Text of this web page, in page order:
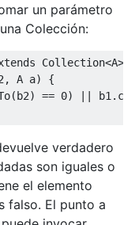
un parámetro
Colección:
Collection<A>
, A a)
{
(b2) == 0) || b1 .
verdadero
son iguales o
el elemento
falso. El punto a